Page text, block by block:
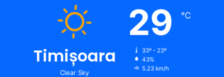
Timișoara
Clear Sky
29 ℃
33º - 23º
43%
5.23 km/h